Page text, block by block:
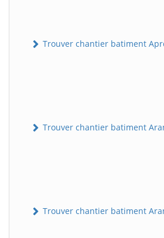
Trouver chantier batiment
Trouver chantier batiment
Trouver chantier batiment